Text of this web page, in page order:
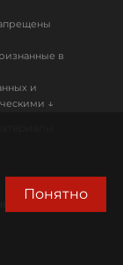
в
и
↓
Понятно